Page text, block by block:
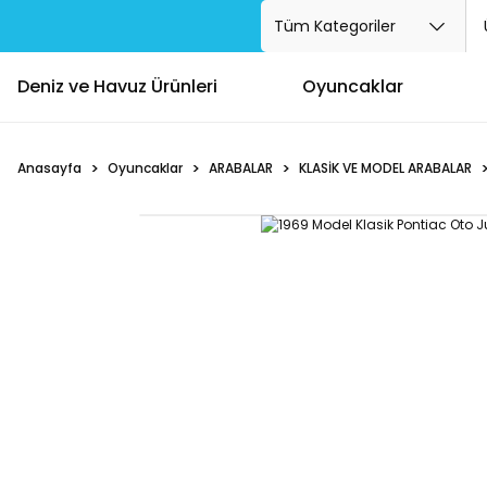
Deniz ve Havuz Ürünleri Oyuncaklar
Anasayfa Oyuncaklar ARABALAR KLASİK VE MODEL ARABALAR